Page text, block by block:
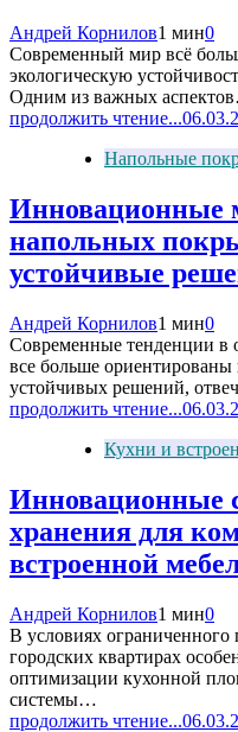
Андрей Корнилов1 мин0
Современный мир всё
экологическую
Одним из важных
продолжить чтение...
Напольные
Инновационные
напольных
устойчивые
Андрей Корнилов1 мин0
Современные тенденции в
все больше ориентированы
устойчивых решений,
продолжить чтение...
Кухни и
Инновационные
хранения для
встроенной
Андрей Корнилов1 мин0
В условиях ограниченного
городских квартирах
оптимизации кухонной
системы…
продолжить чтение...